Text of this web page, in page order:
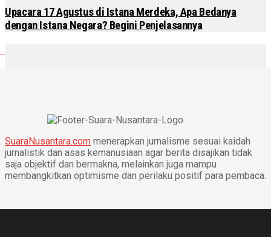
Upacara 17 Agustus di Istana Merdeka, Apa Bedanya
dengan Istana Negara? Begini Penjelasannya
SuaraNusantara.com menerapkan jurnalisme sesuai kaidah
jurnalistik dan asas kemanusiaan agar berita disajikan tidak
saja objektif dan bermakna, melainkan juga mampu
membangkitkan optimisme dan perilaku positif para pembaca.